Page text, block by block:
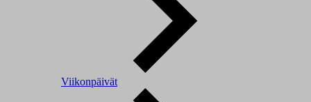
Viikonpäivät